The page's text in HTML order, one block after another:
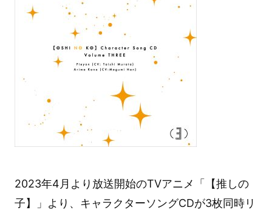
2023年4月より放送開始のTVアニメ「【推しの
子】」より、キャラクターソングCDが3枚同時リ